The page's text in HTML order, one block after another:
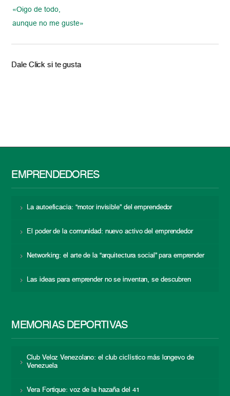
«Oigo de todo,
aunque no me guste»
Dale Click si te gusta
EMPRENDEDORES
La autoeficacia: “motor invisible” del emprendedor
El poder de la comunidad: nuevo activo del emprendedor
Networking: el arte de la “arquitectura social” para emprender
Las ideas para emprender no se inventan, se descubren
MEMORIAS DEPORTIVAS
Club Veloz Venezolano: el club ciclístico más longevo de
Venezuela
Vera Fortique: voz de la hazaña del 41